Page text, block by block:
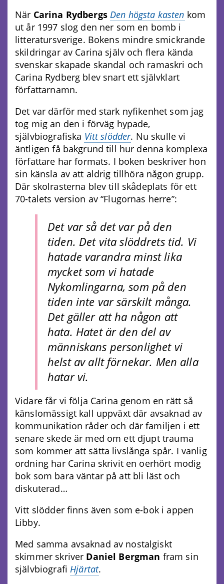
När Carina Rydbergs Den högsta kasten kom
ut år 1997 slog den ner som en bomb i
litteratursverige. Bokens mindre smickrande
skildringar av Carina själv och flera kända
svenskar skapade skandal och ramaskri och
Carina Rydberg blev snart ett självklart
författarnamn.
Det var därför med stark nyfikenhet som jag
tog mig an den i förväg hypade,
självbiografiska Vitt slödder. Nu skulle vi
äntligen få bakgrund till hur denna komplexa
författare har formats. I boken beskriver hon
sin känsla av att aldrig tillhöra någon grupp.
Där skolrasterna blev till skådeplats för ett
70-talets version av “Flugornas herre”:
Det var så det var på den
tiden. Det vita slöddrets tid. Vi
hatade varandra minst lika
mycket som vi hatade
Nykomlingarna, som på den
tiden inte var särskilt många.
Det gäller att ha någon att
hata. Hatet är den del av
människans personlighet vi
helst av allt förnekar. Men alla
hatar vi.
Vidare får vi följa Carina genom en rätt så
känslomässigt kall uppväxt där avsaknad av
kommunikation råder och där familjen i ett
senare skede är med om ett djupt trauma
som kommer att sätta livslånga spår. I vanlig
ordning har Carina skrivit en oerhört modig
bok som bara väntar på att bli läst och
diskuterad…
Vitt slödder finns även som e-bok i appen
Libby.
Med samma avsaknad av nostalgiskt
skimmer skriver Daniel Bergman fram sin
självbiografiHjärtat.